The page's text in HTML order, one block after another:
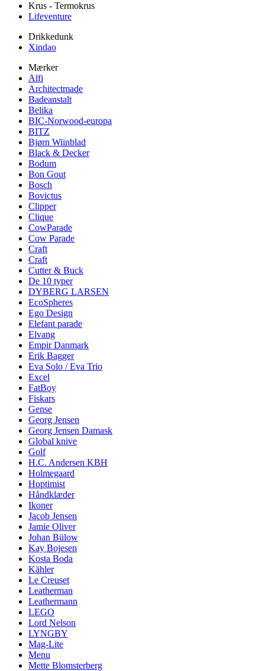
Krus - Termokrus
Lifeventure
Drikkedunk
Xindao
Mærker
Alfi
Architectmade
Badeanstalt
Belika
BIC-Norwood-europa
BITZ
Bjørn Wiinblad
Black & Decker
Bodum
Bon Gout
Bosch
Bovictus
Clipper
Clique
CowParade
Cow Parade
Craft
Craft
Cutter & Buck
De 10 typer
DYBERG LARSEN
EcoSpheres
Ego Design
Elefant parade
Elvang
Empir Danmark
Erik Bagger
Eva Solo / Eva Trio
Excel
FatBoy
Fiskars
Gense
Georg Jensen
Georg Jensen Damask
Global knive
Golf
H.C. Andersen KBH
Holmegaard
Hoptimist
Håndklæder
Ikoner
Jacob Jensen
Jamie Oliver
Johan Bülow
Kay Bojesen
Kosta Boda
Kähler
Le Creuset
Leatherman
Leathermann
LEGO
Lord Nelson
LYNGBY
Mag-Lite
Menu
Mette Blomsterberg